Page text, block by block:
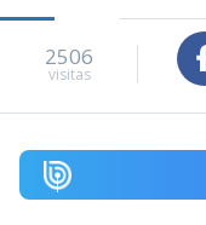
2506
visitas